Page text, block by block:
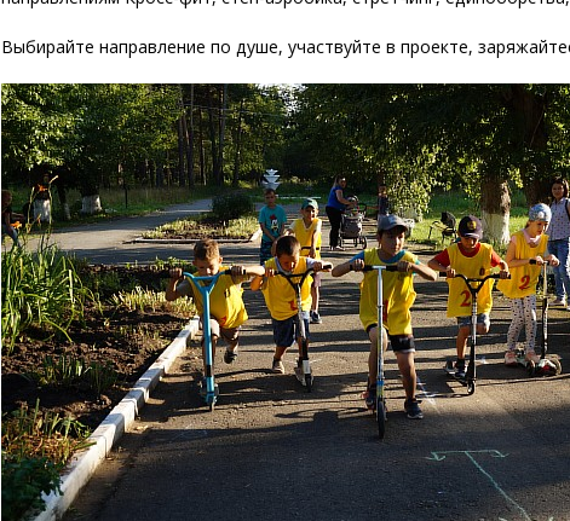
Выбирайте направление по душе, участвуйте в проекте,